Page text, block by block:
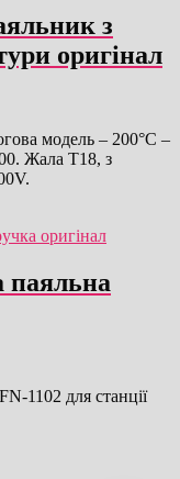
з
оригінал
модель – 200°C –
Жала T18, з
паяльна
1102 для станції